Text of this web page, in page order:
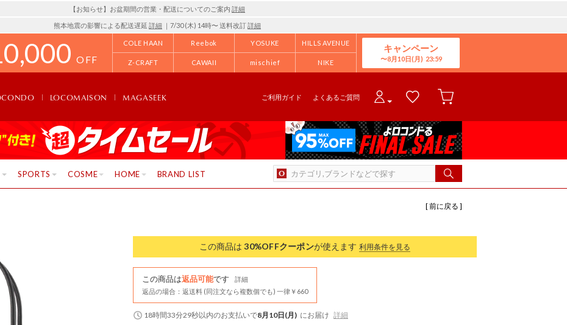
【お知らせ】お盆期間の営業・配送についてのご案内 詳細
熊本地震の影響による配送遅延 詳細 ｜7/30 (木) 14時〜 送料改訂詳細
OFF
COLE HAAN Reebok YOSUKE HILLS AVENUE
Z-CRAFT CAWAII mischief NIKE
キャンペーン
8月10日(月)
LOCOMAISON MAGASEEK ご利用ガイド よくあるご質問
SPORTS COSME HOME BRAND LIST
[ 前に戻る ]
この商品は 30%OFFクーポンが使えます 利用条件を見る
この商品は返品可能です
詳細
返品の場合：返送料 (同注文なら複数個でも) 一律￥660
18時間33分28秒以内のお支払いで8月10日(月) にお届け 詳細